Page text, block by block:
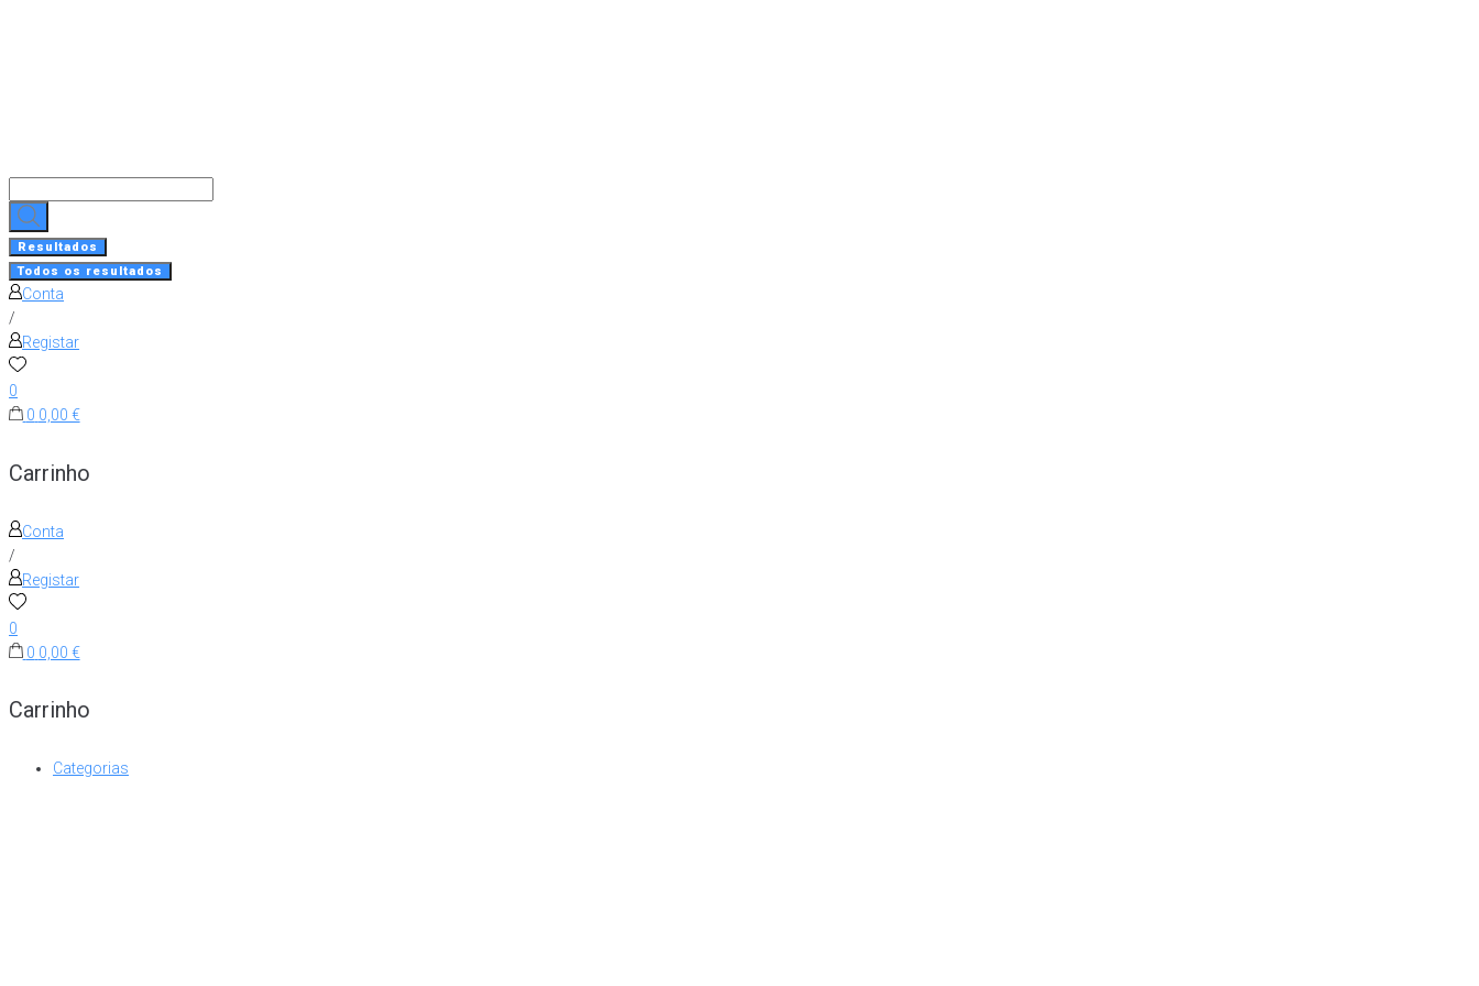
Resultados
Todos os resultados
Conta
/
Registar
0
0 0,00 €
Carrinho
Conta
/
Registar
0
0 0,00 €
Carrinho
Categorias